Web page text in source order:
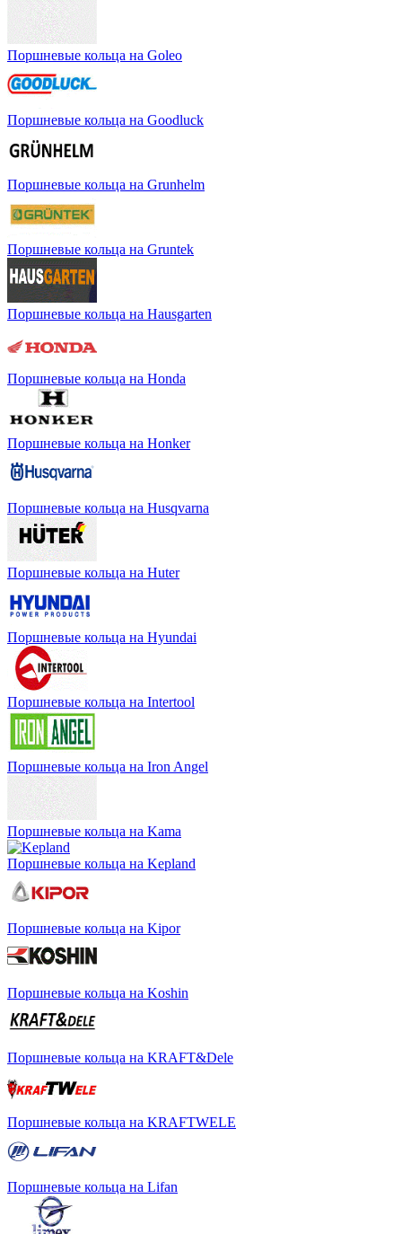
Поршневые кольца на Goleo
Поршневые кольца на Goodluck
Поршневые кольца на Grunhelm
Поршневые кольца на Gruntek
Поршневые кольца на Hausgarten
Поршневые кольца на Honda
Поршневые кольца на Honker
Поршневые кольца на Husqvarna
Поршневые кольца на Huter
Поршневые кольца на Hyundai
Поршневые кольца на Intertool
Поршневые кольца на Iron Angel
Поршневые кольца на Kama
Поршневые кольца на Kepland
Поршневые кольца на Kipor
Поршневые кольца на Koshin
Поршневые кольца на KRAFT&Dele
Поршневые кольца на KRAFTWELE
Поршневые кольца на Lifan